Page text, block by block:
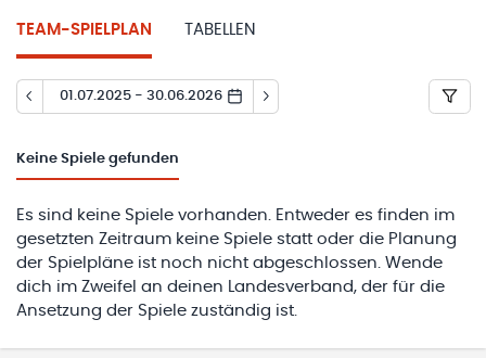
TEAM-SPIELPLAN TABELLEN
01.07.2025 - 30.06.2026
Keine Spiele gefunden
Es sind keine Spiele vorhanden. Entweder es finden im
gesetzten Zeitraum keine Spiele statt oder die Planung
der Spielpläne ist noch nicht abgeschlossen. Wende
dich im Zweifel an deinen Landesverband, der für die
Ansetzung der Spiele zuständig ist.